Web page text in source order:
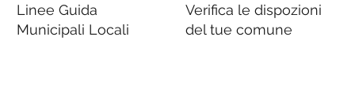
Linee Guida
Municipali Locali
Verifica le dispozioni
del tue comune